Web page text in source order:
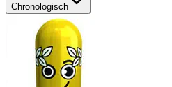
Chronologisch